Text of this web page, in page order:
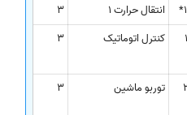
انتقال حرارت 1
3
کنترل اتوماتیک 3
توربو ماشین 3